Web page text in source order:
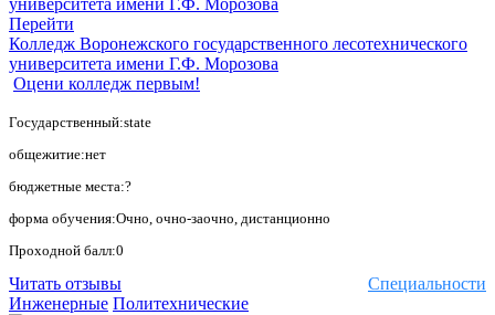
Перейти
Колледж Воронежского государственного лесотехнического
университета имени Г.Ф. Морозова
Оцени колледж первым!
Государственный:state
общежитие:нет
бюджетные места:?
форма обучения:Очно, очно-заочно, дистанционно
Проходной балл:0
Специальности
Читать отзывы
Инженерные Политехнические